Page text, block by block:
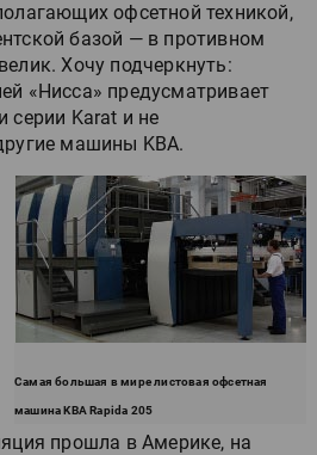
офсетной техникой,
базой — в противном
Хочу подчеркнуть:
«Нисса» предусматривает
серии Karat и не
машины KBA.
Самая большая в мире листовая офсетная
машина KBA Rapida 205
прошла в Америке, на